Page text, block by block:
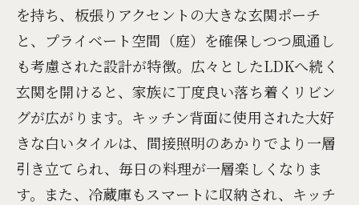
を持ち、板張りアクセントの大きな玄関ポーチ
と、プライベート空間（庭）を確保しつつ風通し
も考慮された設計が特徴。広々としたLDKへ続く
玄関を開けると、家族に丁度良い落ち着くリビン
グが広がります。キッチン背面に使用された大好
きな白いタイルは、間接照明のあかりでより一層
引き立てられ、毎日の料理が一層楽しくなりま
す。また、冷蔵庫もスマートに収納され、キッチ